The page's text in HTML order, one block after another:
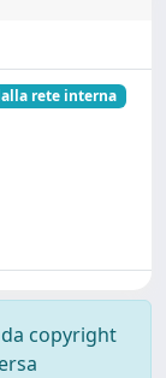
rete interna
copyright